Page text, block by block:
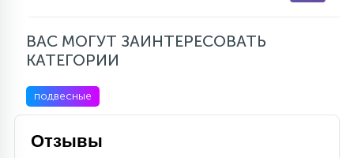
ВАС МОГУТ ЗАИНТЕРЕСОВАТЬ
КАТЕГОРИИ
подвесные
Отзывы